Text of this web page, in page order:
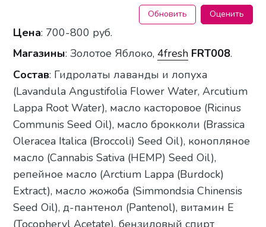
Обновить Оценить
Цена: 700-800 руб.
Магазины: Золотое Яблоко,4fresh FRT008.
Состав: Гидролаты лаванды и лопуха
(Lavandula Angustifolia Flower Water, Arcutium
Lappa Root Water), масло касторовое (Ricinus
Communis Seed Oil), масло брокколи (Brassica
Oleracea Italica (Broccoli) Seed Oil), конопляное
масло (Cannabis Sativa (HEMP) Seed Oil),
репейное масло (Arctium Lappa (Burdock)
Extract), масло жожоба (Simmondsia Chinensis
Seed Oil), д-пантенол (Pantenol), витамин Е
(Tocopheryl Acetate), бензиловый спирт